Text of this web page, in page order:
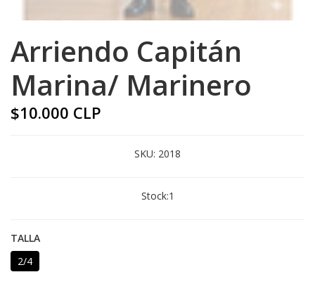
Arriendo Capitán
Marina/ Marinero
$10.000 CLP
SKU: 2018
Stock:1
TALLA
2/4